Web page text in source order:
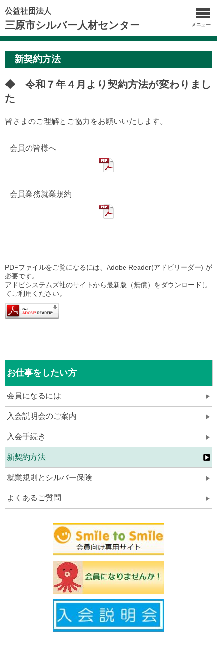
公益社団法人
三原市シルバー人材センター メニュー
新契約方法
◆ 令和７年４月より契約方法が変わりまし
た
皆さまのご理解とご協力をお願いいたします。
会員の皆様へ
会員業務就業規約
PDFファイルをご覧になるには、Adobe Reader(アドビリーダー) が
必要です。
アドビシステムズ社のサイトから最新版（無償）をダウンロードし
てご利用ください。
お仕事をしたい方
会員になるには
入会説明会のご案内
入会手続き
新契約方法
就業規則とシルバー保険
よくあるご質問